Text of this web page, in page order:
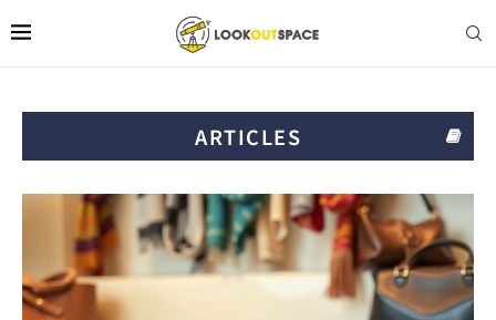
ARTICLES